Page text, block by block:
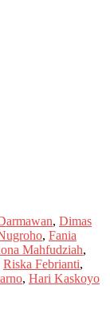
, Dimas
, Fania
Mahfudziah,
Riska Febrianti,
, Hari Kaskoyo